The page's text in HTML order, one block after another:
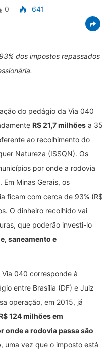
0
641
dos impostos repassados
do pedágio da Via 040
R$ 21,7 milhões a 35
ao recolhimento do
Natureza (ISSQN). Os
por onde a rodovia
Em Minas Gerais, os
ficam com cerca de 93% (R$
O dinheiro recolhido vai
que poderão investi-lo
saneamento e
040 corresponde à
entre Brasília (DF) e Juiz
operação, em 2015, já
124 milhões em
onde a rodovia passa são
, uma vez que o imposto está